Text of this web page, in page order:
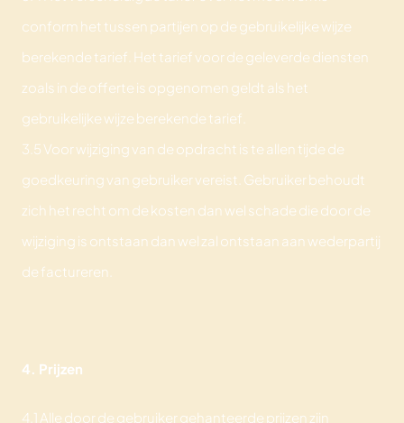
conform het tussen partijen op de gebruikelijke wijze
berekende tarief. Het tarief voor de geleverde diensten
zoals in de offerte is opgenomen geldt als het
gebruikelijke wijze berekende tarief.
3.5 Voor wijziging van de opdracht is te allen tijde de
goedkeuring van gebruiker vereist. Gebruiker behoudt
zich het recht om de kosten dan wel schade die door de
wijziging is ontstaan dan wel zal ontstaan aan wederpartij
de factureren.
4. Prijzen
4.1 Alle door de gebruiker gehanteerde prijzen zijn